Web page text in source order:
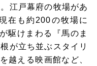
江戸幕府の牧場があ
在も約200の牧場に
駆けまわる『馬のま
が立ち並ぶスタイリ
越える映画館など、